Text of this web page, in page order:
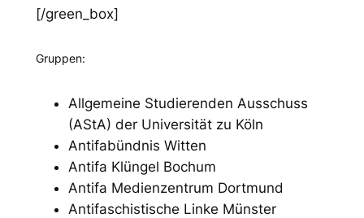
[/green_box]
Gruppen:
Allgemeine Studierenden Ausschuss
(AStA) der Universität zu Köln
Antifabündnis Witten
Antifa Klüngel Bochum
Antifa Medienzentrum Dortmund
Antifaschistische Linke Münster